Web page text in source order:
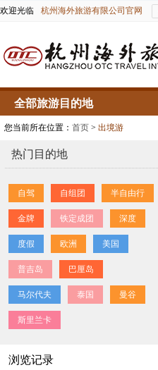
欢迎光临 杭州海外旅游有限公司官网
全部旅游目的地
您当前所在位置： 首页 > 出境游
热门目的地
自驾 自组团 半自由行
金牌 铁定成团 深度
度假 欧洲 美国
普吉岛 巴厘岛
马尔代夫 泰国 曼谷
斯里兰卡
浏览记录